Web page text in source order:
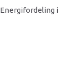
Energifordeling i